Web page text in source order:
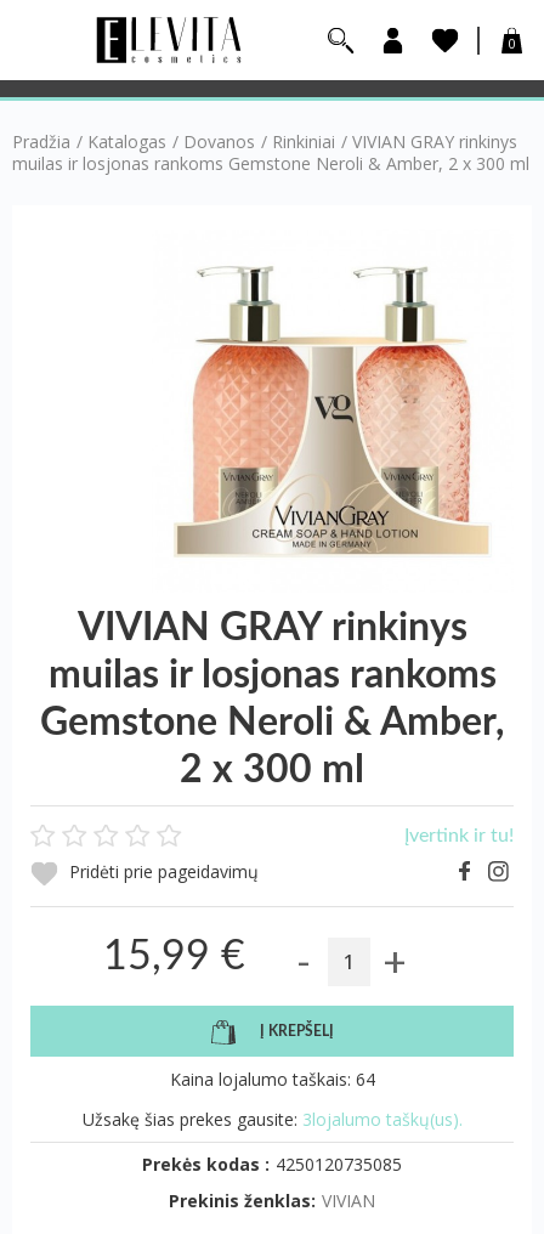
0
Pradžia / Katalogas / Dovanos / Rinkiniai / VIVIAN GRAY rinkinys
muilas ir losjonas rankoms Gemstone Neroli & Amber, 2 x 300 ml
VIVIAN GRAY rinkinys
muilas ir losjonas rankoms
Gemstone Neroli & Amber,
2 x 300 ml
Įvertink ir tu!
Pridėti prie pageidavimų
15,99 € - +
Į KREPŠELĮ
Kaina lojalumo taškais: 64
Užsakę šias prekes gausite: 3lojalumo taškų(us).
Prekės kodas : 4250120735085
Prekinis ženklas: VIVIAN